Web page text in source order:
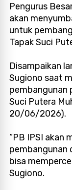
Pengurus
akan
untuk
Tapak Suci
Disampaikan
Sugiono saat
pembangunan
Suci Putera
20/06/2026).
“PB IPSI akan
pembangunan
bisa
Sugiono.